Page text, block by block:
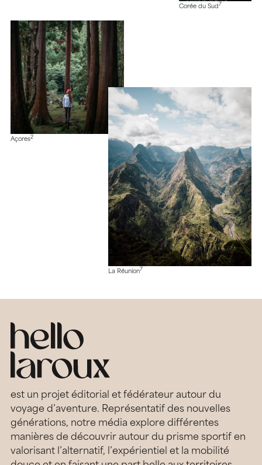
Corée du Sud 7
Açores2
La Réunion7
est un projet éditorial et fédérateur autour du
voyage d’aventure. Représentatif des nouvelles
générations, notre média explore différentes
manières de découvrir autour du prisme sportif en
valorisant l’alternatif, l’expérientiel et la mobilité